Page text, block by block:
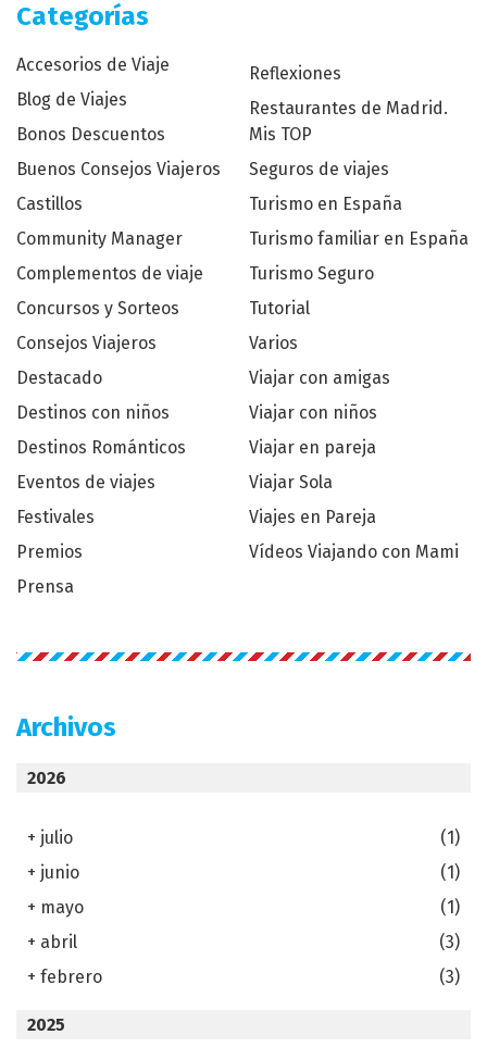
Categorías
Accesorios de Viaje
Blog de Viajes
Bonos Descuentos
Buenos Consejos Viajeros
Castillos
Community Manager
Complementos de viaje
Concursos y Sorteos
Consejos Viajeros
Destacado
Destinos con niños
Destinos Románticos
Eventos de viajes
Festivales
Premios
Prensa
Reflexiones
Restaurantes de Madrid.
Mis TOP
Seguros de viajes
Turismo en España
Turismo familiar en España
Turismo Seguro
Tutorial
Varios
Viajar con amigas
Viajar con niños
Viajar en pareja
Viajar Sola
Viajes en Pareja
Vídeos Viajando con Mami
Archivos
2026
+ julio
(1)
+ junio
(1)
+ mayo
(1)
+ abril
(3)
+ febrero (3)
2025